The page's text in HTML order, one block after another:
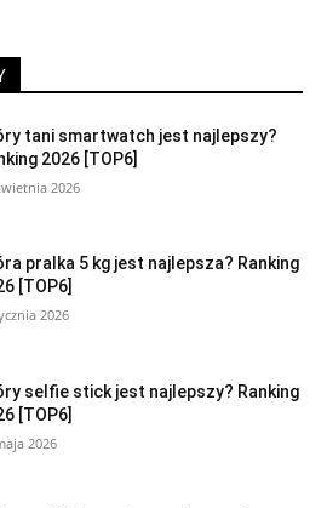
tani smartwatch jest najlepszy?
2026 [TOP6]
2026
pralka 5 kg jest najlepsza? Ranking
[TOP6]
2026
selfie stick jest najlepszy? Ranking
[TOP6]
2026